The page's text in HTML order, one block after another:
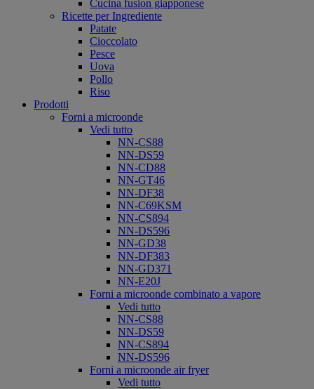
Cucina fusion giapponese
Ricette per Ingrediente
Patate
Cioccolato
Pesce
Uova
Pollo
Riso
Prodotti
Forni a microonde
Vedi tutto
NN-CS88
NN-DS59
NN-CD88
NN-GT46
NN-DF38
NN-C69KSM
NN-CS894
NN-DS596
NN-GD38
NN-DF383
NN-GD371
NN-E20J
Forni a microonde combinato a vapore
Vedi tutto
NN-CS88
NN-DS59
NN-CS894
NN-DS596
Forni a microonde air fryer
Vedi tutto